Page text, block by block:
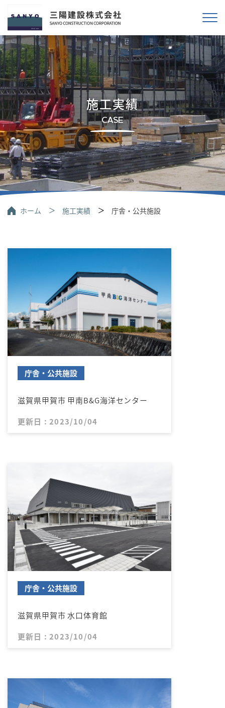
施工実績
CASE
ホーム 施工実績 庁舎・公共施設
庁舎・公共施設
滋賀県甲賀市 甲南B&G海洋センター
更新日 : 2023/10/04
庁舎・公共施設
滋賀県甲賀市 水口体育館
更新日 : 2023/10/04